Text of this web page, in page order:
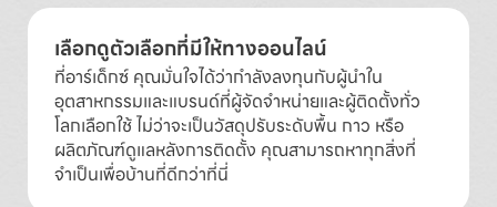
เลือกดูตัวเลือกที่มีให้ทางออนไลน์
ที่อาร์เด็กซ์ คุณมั่นใจได้ว่ากำลังลงทุนกับผู้นำใน
อุตสาหกรรมและแบรนด์ที่ผู้จัดจำหน่ายและผู้ติดตั้งทั่ว
โลกเลือกใช้ ไม่ว่าจะเป็นวัสดุปรับระดับพื้น กาว หรือ
ผลิตภัณฑ์ดูแลหลังการติดตั้ง คุณสามารถหาทุกสิ่งที่
จำเป็นเพื่อบ้านที่ดีกว่าที่นี่